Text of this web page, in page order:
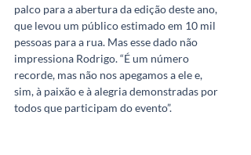
palco para a abertura da edição deste ano,
que levou um público estimado em 10 mil
pessoas para a rua. Mas esse dado não
impressiona Rodrigo. “É um número
recorde, mas não nos apegamos a ele e,
sim, à paixão e à alegria demonstradas por
todos que participam do evento”.